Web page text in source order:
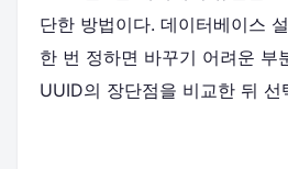
단한 방법이다. 데이터베이스
한 번 정하면 바꾸기 어려운 부
UUID의 장단점을 비교한 뒤 선